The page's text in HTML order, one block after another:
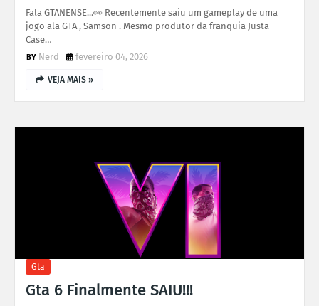
Fala GTANENSE...👀 Recentemente saiu um gameplay de uma
jogo ala GTA , Samson . Mesmo produtor da franquia Justa
Case…
Nerd
fevereiro 04, 2026
VEJA MAIS »
Gta
Gta 6 Finalmente SAIU!!!